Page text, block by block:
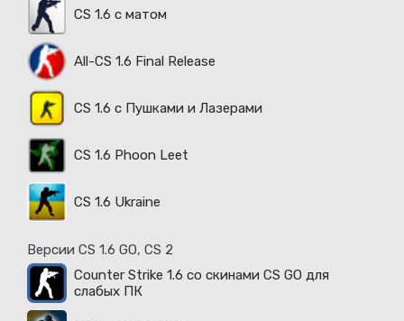
CS 1.6 с матом
All-CS 1.6 Final Release
CS 1.6 с Пушками и Лазерами
CS 1.6 Phoon Leet
CS 1.6 Ukraine
Версии CS 1.6 GO, CS 2
Counter Strike 1.6 со скинами CS GO для
слабых ПК